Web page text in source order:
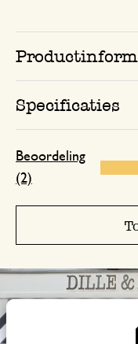
Specificaties
Beoordeling
(2)